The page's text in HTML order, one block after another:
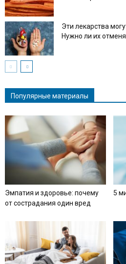
Эти лекарства
Нужно ли их
Популярные материалы
Эмпатия и здоровье: почему
от сострадания один вред
5